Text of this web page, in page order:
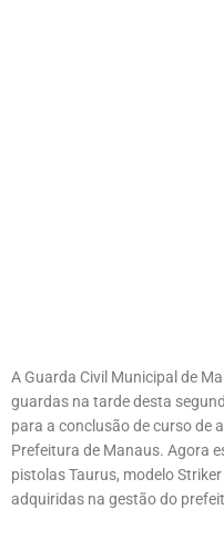
A Guarda Civil Municipal de
guardas na tarde desta
para a conclusão de curso de
Prefeitura de Manaus. Agora
pistolas Taurus, modelo
adquiridas na gestão do